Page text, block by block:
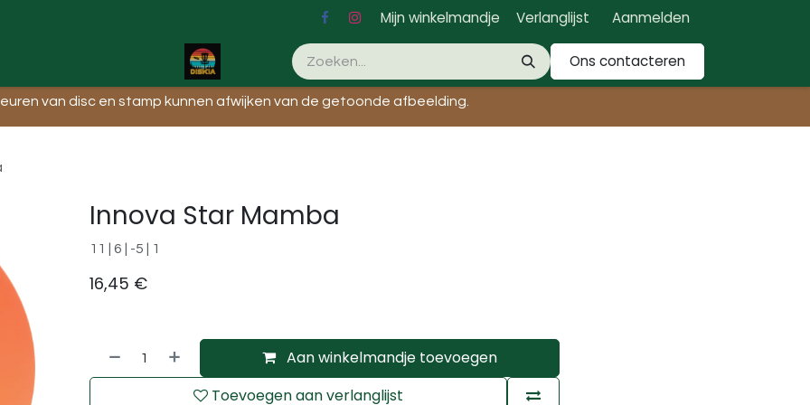
Mijn winkelmandje Verlanglijst Aanmelden
Ons contacteren
van disc en stamp kunnen afwijken van de getoonde afbeelding.​
Innova Star Mamba
11 | 6 | -5 | 1
16,45 €
Aan winkelmandje toevoegen
Toevoegen aan verlanglijst